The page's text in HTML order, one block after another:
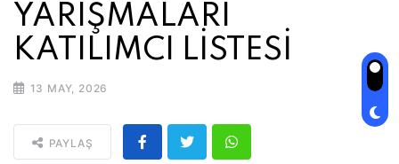
YARIŞMALARI
KATILIMCI LİSTESİ
13 MAY, 2026
PAYLAŞ